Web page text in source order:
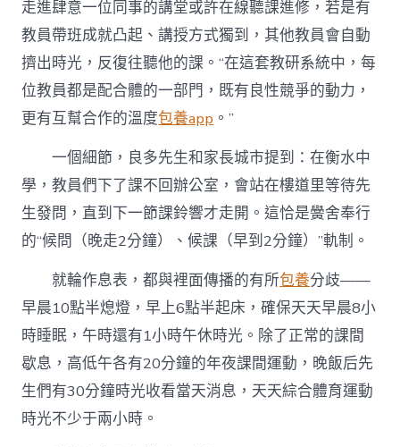
走進肆意一位同事的講堂或許在線聽課進修，若是有
教員帶班成就凸起、講授方式獨到，其他教員會自動
擠出時光，反復往聽他的課。“在這套教研系統中，每
位教員都是配合體的一部門，既有良性競爭的動力，
更有互幫合作的溫度包養app 。”
一個細節，良多先生和家長城市提到：在衡水中
學，教員們下了課不回辦公室，會站在樓道里等待先
生發問，直到下一節課鈴響才走開。這恰是黌舍奉行
的“候問（晚走2分鐘）、候課（早到2分鐘）”軌制。
就輪作息表，都與裡面傳播的有所包養分歧——
早晨10點半熄燈，早上6點半起床，確保天天早晨8小
時睡眠，午時還有1小時午休時光。除了正常的課間
歇息，高低午各有20分鐘的年夜課間運動，晚飯后先
生們有30分鐘時光收看當天消息，天天綜合體育運動
時光不少于兩小時。